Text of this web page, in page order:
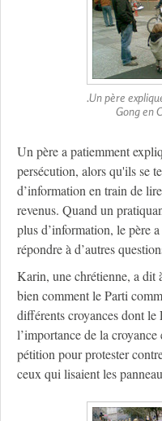
.Un père
Gong en
Un père a patiemment
persécution, alors qu'ils se
d’information en train de
revenus. Quand un
plus d’information, le père
répondre à d’autres
Karin, une chrétienne, a dit
bien comment le Parti
différents croyances dont
l’importance de la
pétition pour protester
ceux qui lisaient les